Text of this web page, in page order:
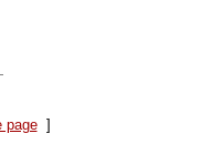
page]